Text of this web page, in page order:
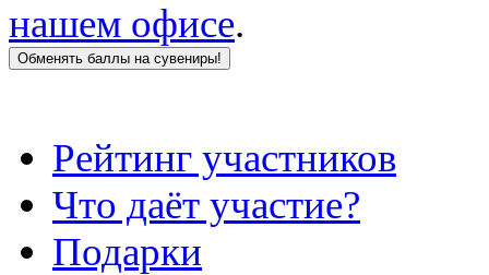
нашем офисе.
Обменять баллы на сувениры!
Рейтинг участников
Что даёт участие?
Подарки